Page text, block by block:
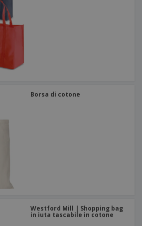
Borsa di cotone
Westford Mill | Shopping bag
in iuta tascabile in cotone